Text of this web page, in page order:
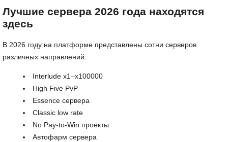
Лучшие сервера 2026 года находятся
здесь
В 2026 году на платформе представлены сотни серверов
различных направлений:
Interlude x1–x100000
High Five PvP
Essence сервера
Classic low rate
No Pay-to-Win проекты
Автофарм сервера